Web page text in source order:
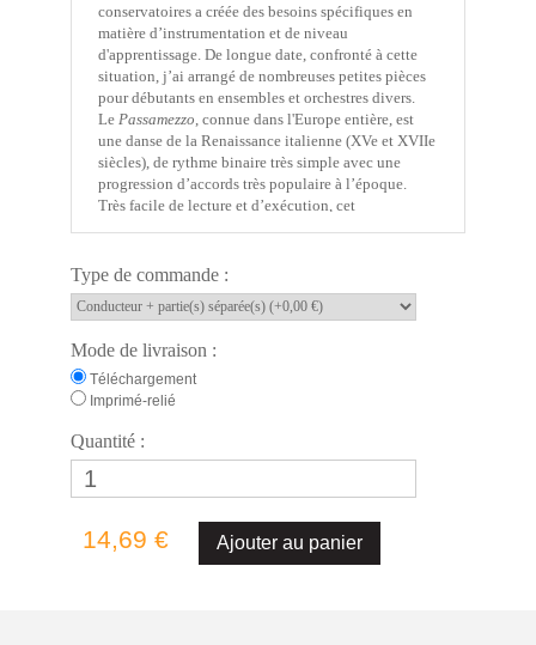
conservatoires a créée des besoins spécifiques en
matière d’instrumentation et de niveau
d'apprentissage. De longue date, confronté à cette
situation, j’ai arrangé de nombreuses petites pièces
pour débutants en ensembles et orchestres divers.
Le Passamezzo, connue dans l'Europe entière, est
une danse de la Renaissance italienne (XVe et XVIIe
siècles), de rythme binaire très simple avec une
progression d’accords très populaire à l’époque.
Très facile de lecture et d’exécution, cet
musique. Il permettra aux élèves de goûter
rapidement aux plaisirs de la pratique collective
tout en se concentrant sur la justesse et l’équilibre
ce type, l’écriture en accords du piano soutient
l’ensemble. »
Emmanuel
Infos générales
- Création : St Coulomb (France) - 6 juil. 2012
Type de commande :
Mode de livraison :
Téléchargement
Imprimé-relié
Quantité :
14,69 €